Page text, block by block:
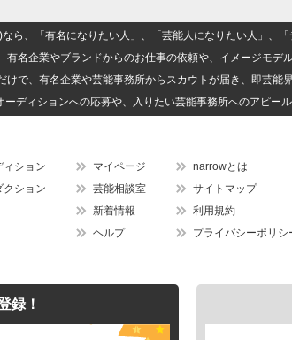
ら、「有名になりたい人」、「芸能人になりたい人」、
有名企業やブランドからのお仕事の依頼や、イメージモデ
けで、有名企業や芸能事務所からスカウトが届き、即芸能
ディションへの応募や、入りたい芸能事務所へのアピー
ィション
クション
マイページ
芸能相談室
新着情報
ヘルプ
narrowとは
サイトマップ
利用規約
プライバシーポリシ
録！